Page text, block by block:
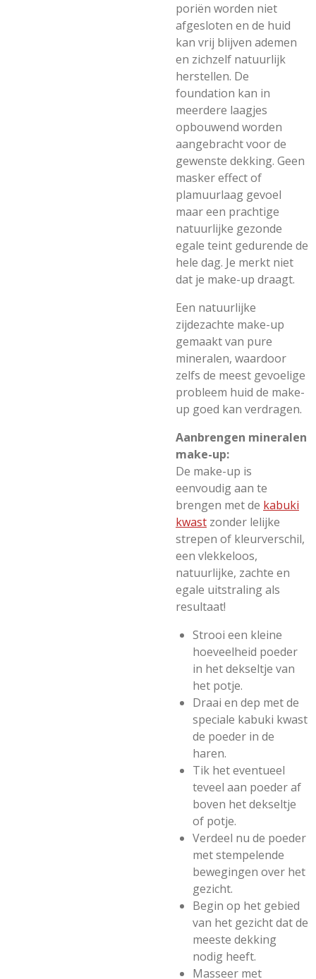
poriën worden niet
afgesloten en de huid
kan vrij blijven ademen
en zichzelf natuurlijk
herstellen. De
foundation kan in
meerdere laagjes
opbouwend worden
aangebracht voor de
gewenste dekking. Geen
masker effect of
plamuurlaag gevoel
maar een prachtige
natuurlijke gezonde
egale teint gedurende de
hele dag. Je merkt niet
dat je make-up draagt.
Een natuurlijke
zijdezachte make-up
gemaakt van pure
mineralen, waardoor
zelfs de meest gevoelige
probleem huid de make-
up goed kan verdragen.
Aanbrengen mineralen
make-up:
De make-up is
eenvoudig aan te
brengen met de kabuki
kwast zonder lelijke
strepen of kleurverschil,
een vlekkeloos,
natuurlijke, zachte en
egale uitstraling als
resultaat!
Strooi een kleine
hoeveelheid poeder
in het dekseltje van
het potje.
Draai en dep met de
speciale kabuki kwast
de poeder in de
haren.
Tik het eventueel
teveel aan poeder af
boven het dekseltje
of potje.
Verdeel nu de poeder
met stempelende
bewegingen over het
gezicht.
Begin op het gebied
van het gezicht dat de
meeste dekking
nodig heeft.
Masseer met